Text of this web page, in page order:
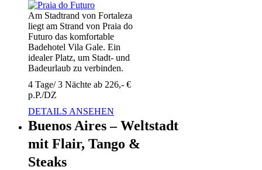
Am Stadtrand von Fortaleza
liegt am Strand von Praia do
Futuro das komfortable
Badehotel Vila Gale. Ein
idealer Platz, um Stadt- und
Badeurlaub zu verbinden.
4 Tage/ 3 Nächte ab 226,- €
p.P./DZ
DETAILS ANSEHEN
Buenos Aires – Weltstadt
mit Flair, Tango &
Steaks